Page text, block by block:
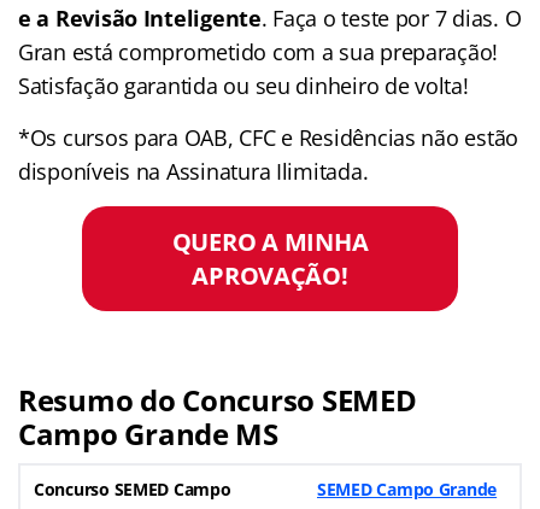
e a Revisão Inteligente. Faça o teste por 7 dias. O
Gran está comprometido com a sua preparação!
Satisfação garantida ou seu dinheiro de volta!
*Os cursos para OAB, CFC e Residências não estão
disponíveis na Assinatura Ilimitada.
QUERO A MINHA
APROVAÇÃO!
Resumo do Concurso SEMED
Campo Grande MS
Concurso SEMED Campo
SEMED Campo Grande